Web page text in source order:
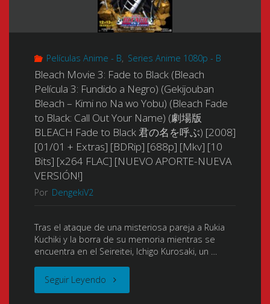
[DVD]
[Mkv]
[8
Bits]
[x264
APORTE!!]"
ア
ン
タ
ー
D)
[2000]
Extras]
[BDrip]
[1080p]
(Gekijouban
Bleach
–
Jigoku-
(Bleach
the
Verse)
(Bleach:
The
Películas Anime - B, Series Anime 1080p - B
Bleach Movie 3: Fade to Black (Bleach
Película 3: Fundido a Negro) (Gekijouban
Bleach – Kimi no Na wo Yobu) (Bleach Fade
to Black: Call Out Your Name) (劇場版
BLEACH Fade to Black 君の名を呼ぶ) [2008]
[01/01 + Extras] [BDRip] [688p] [Mkv] [10
Bits] [x264 FLAC] [NUEVO APORTE-NUEVA
VERSIÓN!]
Por DengekiV2
Tras el ataque de una misteriosa pareja a Rukia
Kuchiki y la borra de su memoria mientras se
encuentra en el Seireitei, Ichigo Kurosaki, un …
Seguir Leyendo "Bleach